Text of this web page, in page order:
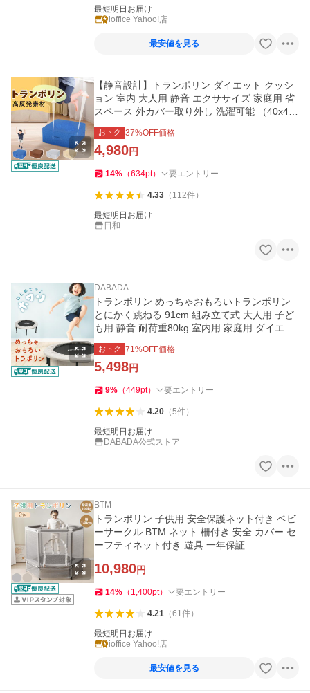
最短明日お届け
ioffice Yahoo!店
最安値を見る
【静音設計】トランポリン ダイエット クッシ
ョン 室内 大人用 静音 エクササイズ 家庭用 省
スペース 外カバー取り外し 洗濯可能 （40x40x
15cm/50x50x20cm）
おトク 37%OFF価格
4,980円
14% （634pt） 要エントリー
4.33（ 112件）
最短明日お届け
日和
DABADA
トランポリン めっちゃおもろいトランポリン
とにかく跳ねる 91cm 組み立て式 大人用 子ど
も用 静音 耐荷重80kg 室内用 家庭用 ダイエッ
ト 運動
おトク 71%OFF価格
5,498円
9% （449pt） 要エントリー
4.20（5件）
最短明日お届け
DABADA公式ストア
BTM
トランポリン 子供用 安全保護ネット付き ベビ
ーサークル BTM ネット 柵付き 安全 カバー セ
ーフティネット付き 遊具 一年保証
10,980円
14% （ 1,400pt） 要エントリー
4.21（61件）
最短明日お届け
ioffice Yahoo!店
最安値を見る